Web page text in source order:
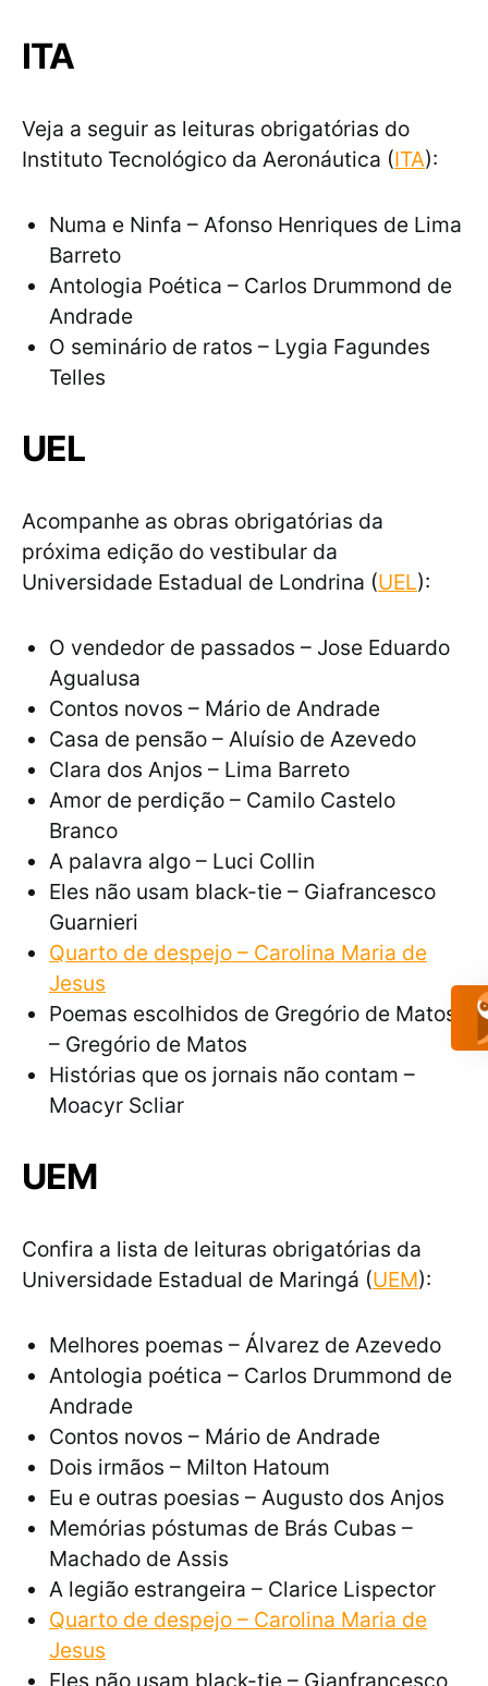
ITA
Veja a seguir as leituras obrigatórias do
Instituto Tecnológico da Aeronáutica (ITA):
Numa e Ninfa – Afonso Henriques de Lima
Barreto
Antologia Poética – Carlos Drummond de
Andrade
O seminário de ratos – Lygia Fagundes
Telles
UEL
Acompanhe as obras obrigatórias da
próxima edição do vestibular da
Universidade Estadual de Londrina (UEL):
O vendedor de passados – Jose Eduardo
Agualusa
Contos novos – Mário de Andrade
Casa de pensão – Aluísio de Azevedo
Clara dos Anjos – Lima Barreto
Amor de perdição – Camilo Castelo
Branco
A palavra algo – Luci Collin
Eles não usam black-tie – Giafrancesco
Guarnieri
Quarto de despejo – Carolina Maria de
Jesus
Poemas escolhidos de Gregório de Matos
– Gregório de Matos
Histórias que os jornais não contam –
Moacyr Scliar
UEM
Confira a lista de leituras obrigatórias da
Universidade Estadual de Maringá (UEM):
Melhores poemas – Álvarez de Azevedo
Antologia poética – Carlos Drummond de
Andrade
Contos novos – Mário de Andrade
Dois irmãos – Milton Hatoum
Eu e outras poesias – Augusto dos Anjos
Memórias póstumas de Brás Cubas –
Machado de Assis
A legião estrangeira – Clarice Lispector
Quarto de despejo – Carolina Maria de
Jesus